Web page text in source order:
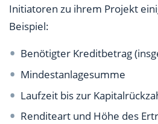
Initiatoren zu ihrem Projekt
Beispiel:
Benötigter Kreditbetrag
Mindestanlagesumme
Laufzeit bis zur
Renditeart und Höhe des